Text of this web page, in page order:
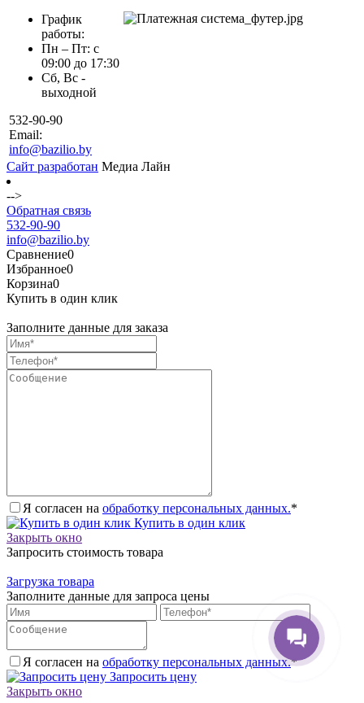
График
работы:
Пн – Пт: с
09:00 до 17:30
Сб, Вс -
выходной
532-90-90
Email:
info@bazilio.by
Сайт разработан Медиа Лайн
-->
Обратная связь
532-90-90
info@bazilio.by
Сравнение0
Избранное0
Корзина0
Купить в один клик
Заполните данные для заказа
Я согласен на обработку персональных данных.*
Купить в один клик
Закрыть окно
Запросить стоимость товара
Загрузка товара
Заполните данные для запроса цены
Я согласен на обработку персональных данных.*
Запросить цену
Закрыть окно